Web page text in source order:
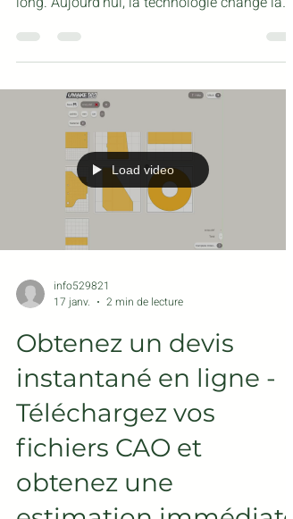
métallique en ligne :
votre guide pour une
La fabrication métallique sur mesure a
longtemps été un processus complexe et
long. Aujourd'hui, la technologie change la
donne. La personnalisation métallique en
ligne la rend plus rapide, plus simple et plus
accessible que jamais. Que vous ayez besoin
d'un prototype ou d'une production en grande
direct. Je vais vous expliquer en détail le
fonctionnement de cette transformation.
Vous découvrirez des conseils pratiques et
des éta
info529821
17 janv.
2 min de lecture
Obtenez un devis